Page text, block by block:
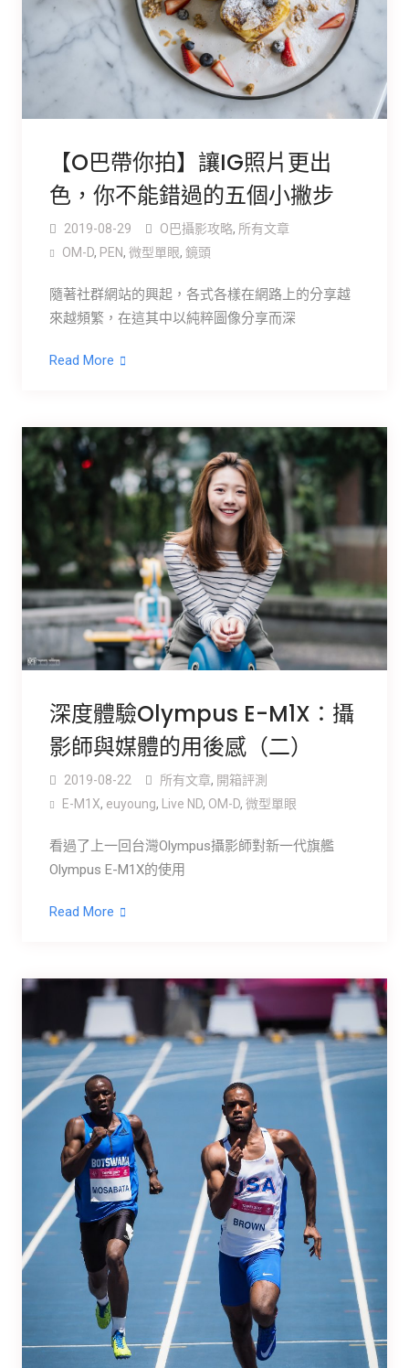
【O巴帶你拍】讓IG照片更出
色，你不能錯過的五個小撇步
2019-08-29 O巴攝影攻略, 所有文章
OM-D, PEN, 微型單眼, 鏡頭
隨著社群網站的興起，各式各樣在網路上的分享越
來越頻繁，在這其中以純粹圖像分享而深
Read More
深度體驗Olympus E-M1X：攝
影師與媒體的用後感（二）
2019-08-22 所有文章, 開箱評測
E-M1X, euyoung, Live ND, OM-D, 微型單眼
看過了上一回台灣Olympus攝影師對新一代旗艦
Olympus E-M1X的使用
Read More